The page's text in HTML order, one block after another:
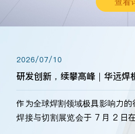
2026/07/10
研发创新，续攀高峰｜华远焊
作为全球焊割领域极具影响力
焊接与切割展览会于 7 月 2 日